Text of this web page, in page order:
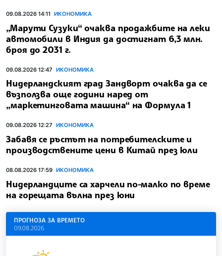
09.08.2026 14:11 ИКОНОМИКА
„Марути Сузуки“ очаква продажбите на леки
автомобили в Индия да достигнат 6,3 млн.
броя до 2031 г.
09.08.2026 12:47 ИКОНОМИКА
Нидерландският град Зандворт очаква да се
възползва още години наред от
„маркетинговата машина“ на Формула 1
09.08.2026 12:27 ИКОНОМИКА
Забавя се ръстът на потребителските и
производствените цени в Китай през юли
08.08.2026 17:59 ИКОНОМИКА
Нидерландците са харчели по-малко по време
на горещата вълна през юни
ПРОГНОЗА ЗА ВРЕМЕТО
09.08.2026